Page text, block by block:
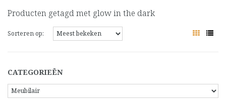
Producten getagd met glow in the dark
Sorteren op:
CATEGORIEËN